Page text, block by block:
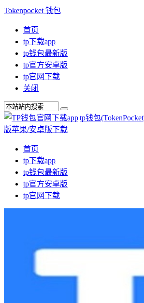
Tokenpocket 钱包
首页
tp下载app
tp钱包最新版
tp官方安卓版
tp官网下载
关闭
首页
tp下载app
tp钱包最新版
tp官方安卓版
tp官网下载